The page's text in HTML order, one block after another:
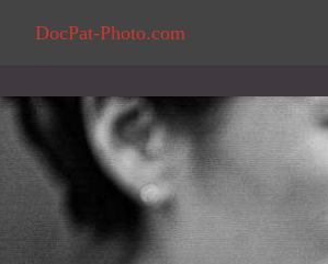
DocPat-Photo.com